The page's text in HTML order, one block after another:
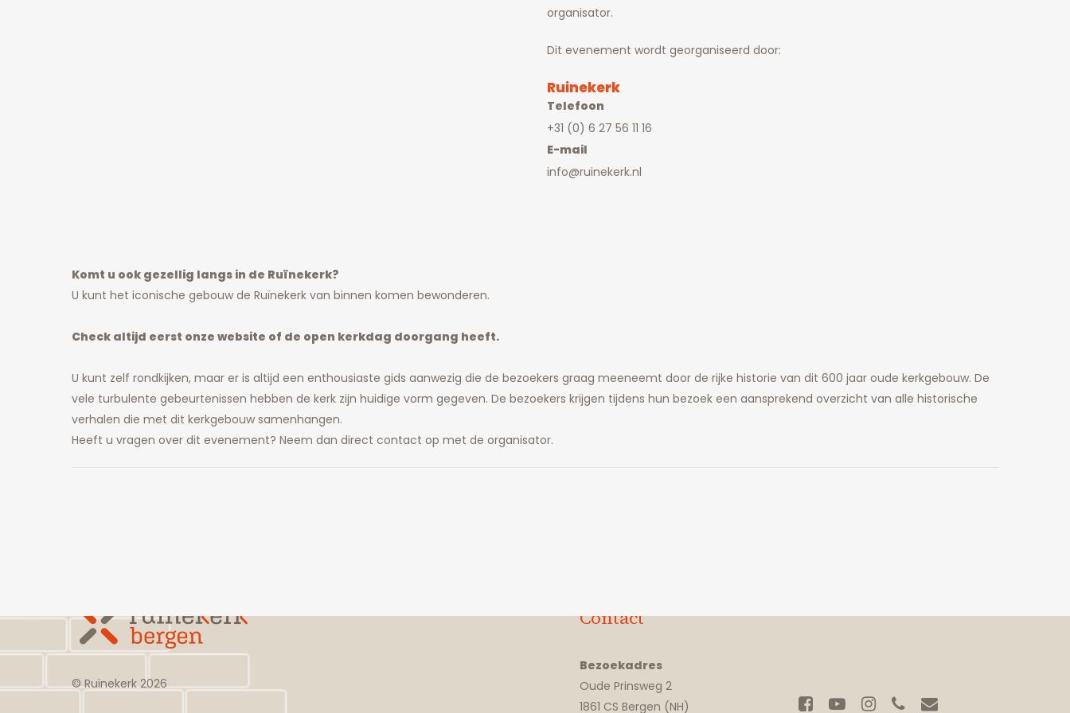
organisator.
Dit evenement wordt georganiseerd door:
Ruinekerk
Telefoon
+31 (0) 6 27 56 11 16
E-mail
info@ruinekerk.nl
Komt u ook gezellig langs in de Ruïnekerk?
U kunt het iconische gebouw de Ruïnekerk van binnen komen bewonderen.
Check altijd eerst onze website of de open kerkdag doorgang heeft.
U kunt zelf rondkijken, maar er is altijd een enthousiaste gids aanwezig die de bezoekers graag meeneemt door de rijke historie van dit 600 jaar oude kerkgebouw. De
vele turbulente gebeurtenissen hebben de kerk zijn huidige vorm gegeven. De bezoekers krijgen tijdens hun bezoek een aansprekend overzicht van alle historische
verhalen die met dit kerkgebouw samenhangen.
Heeft u vragen over dit evenement? Neem dan direct contact op met de organisator.
© Ruïnekerk2026
Contact
Bezoekadres
Oude Prinsweg 2
1861 CS Bergen (NH)